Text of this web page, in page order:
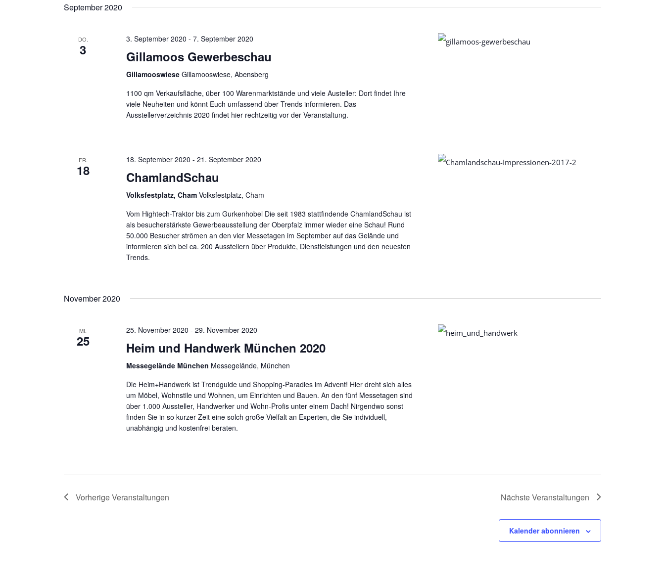
September 2020
DO.
3
3. September 2020 - 7. September 2020
Gillamoos Gewerbeschau
Gillamooswiese Gillamooswiese, Abensberg
1100 qm Verkaufsfläche, über 100 Warenmarktstände und viele Austeller: Dort findet Ihre
viele Neuheiten und könnt Euch umfassend über Trends informieren. Das
Ausstellerverzeichnis 2020 findet hier rechtzeitig vor der Veranstaltung.
FR.
18
18. September 2020 - 21. September 2020
ChamlandSchau
Volksfestplatz, Cham Volksfestplatz, Cham
Vom Hightech-Traktor bis zum Gurkenhobel Die seit 1983 stattfindende ChamlandSchau ist
als besucherstärkste Gewerbeausstellung der Oberpfalz immer wieder eine Schau! Rund
50.000 Besucher strömen an den vier Messetagen im September auf das Gelände und
informieren sich bei ca. 200 Ausstellern über Produkte, Dienstleistungen und den neuesten
Trends.
November 2020
MI.
25
25. November 2020 - 29. November 2020
Heim und Handwerk München 2020
Messegelände München Messegelände, München
Die Heim+Handwerk ist Trendguide und Shopping-Paradies im Advent! Hier dreht sich alles
um Möbel, Wohnstile und Wohnen, um Einrichten und Bauen. An den fünf Messetagen sind
über 1.000 Aussteller, Handwerker und Wohn-Profis unter einem Dach! Nirgendwo sonst
finden Sie in so kurzer Zeit eine solch große Vielfalt an Experten, die Sie individuell,
unabhängig und kostenfrei beraten.
VorherigeVeranstaltungen NächsteVeranstaltungen
Kalender abonnieren